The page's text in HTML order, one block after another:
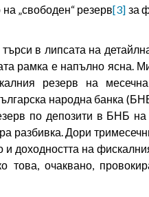
„свободен“ резерв[3] за
в липсата на
рамка е напълно ясна.
резерв на
народна банка
по депозити в БНБ
разбивка. Дори
и доходността на
това, очаквано,